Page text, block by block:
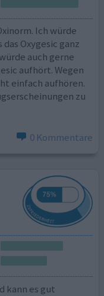
Ich würde
Oxygesic ganz
auch gerne
aufhört. Wegen
einfach aufhören.
zu
0 Kommentare
kann es gut